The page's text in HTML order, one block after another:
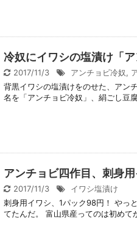
冷奴にイワシの塩漬け「ア
2017/11/3 アンチョビ冷奴,
背黒イワシの塩漬けをのせた、アン
名を「アンチョビ冷奴」、絹ごし豆
アンチョビ四作目、刺身
2017/11/3
イワシ塩漬け
刺身用イワシ、1パック98円！ やっ
てたんだ。 富山県産ってのは初め